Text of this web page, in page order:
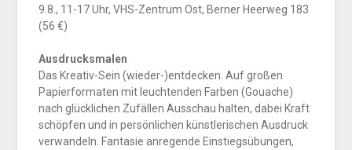
9.8., 11-17 Uhr, VHS-Zentrum Ost, Berner Heerweg 183
(56 €)
Ausdrucksmalen
Das Kreativ-Sein (wieder-)entdecken. Auf großen
Papierformaten mit leuchtenden Farben (Gouache)
nach glücklichen Zufällen Ausschau halten, dabei Kraft
schöpfen und in persönlichen künstlerischen Ausdruck
verwandeln. Fantasie anregende Einstiegsübungen,